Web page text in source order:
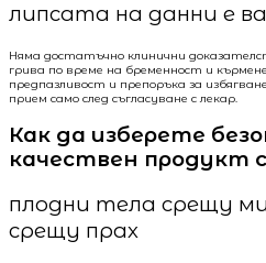
липсата на данни е
Няма достатъчно клинични
грива по време на бременност и
предпазливост и препоръка за
прием само след съгласуване с лекар.
Как да изберете
качествен продукт
плодни тела срещу
срещу прах